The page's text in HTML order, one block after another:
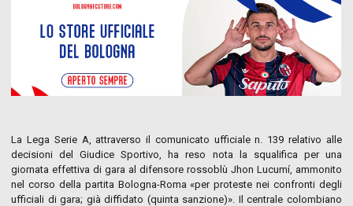
La Lega Serie A, attraverso il comunicato ufficiale n. 139 relativo alle
decisioni del Giudice Sportivo, ha reso nota la squalifica per una
giornata effettiva di gara al difensore rossoblù Jhon Lucumí, ammonito
nel corso della partita Bologna-Roma «per proteste nei confronti degli
ufficiali di gara; già diffidato (quinta sanzione)». Il centrale colombiano